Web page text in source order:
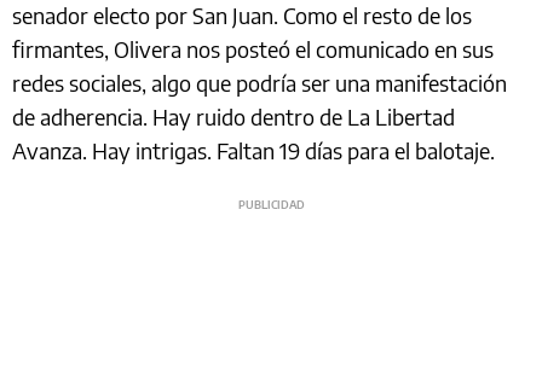
senador electo por San Juan. Como el resto de los
firmantes, Olivera nos posteó el comunicado en sus
redes sociales, algo que podría ser una manifestación
de adherencia. Hay ruido dentro de La Libertad
Avanza. Hay intrigas. Faltan 19 días para el balotaje.